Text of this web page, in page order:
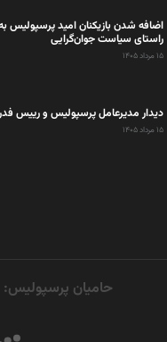
اضافه شدن بازیکنان امید پرسپولیس
راستای سیاست جوان‌گرایی
۱۵ مرداد ۱۴۰۵
دیدار مدیرعامل پرسپولیس و رییس
۱۵ مرداد ۱۴۰۵
حامیان پرسپولیس: